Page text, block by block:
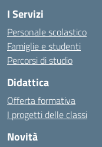
I Servizi
Personale scolastico
Famiglie e studenti
Percorsi di studio
Didattica
Offerta formativa
I progetti delle classi
Novità